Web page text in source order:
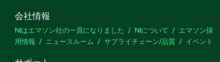
会社情報
NIはエマソン社の一員になりました NIについて
エマソン採
用情報
ニュースルーム サプライチェーン/品質 イベント